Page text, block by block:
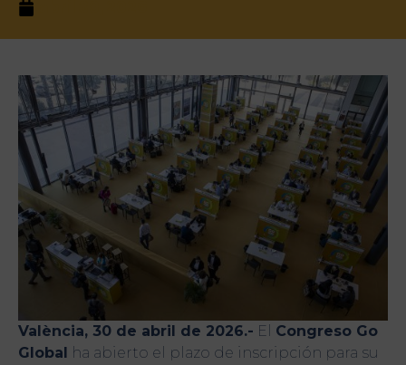
València, 30 de abril de 2026.- El Congreso Go
Global
ha abierto el plazo de inscripción para su